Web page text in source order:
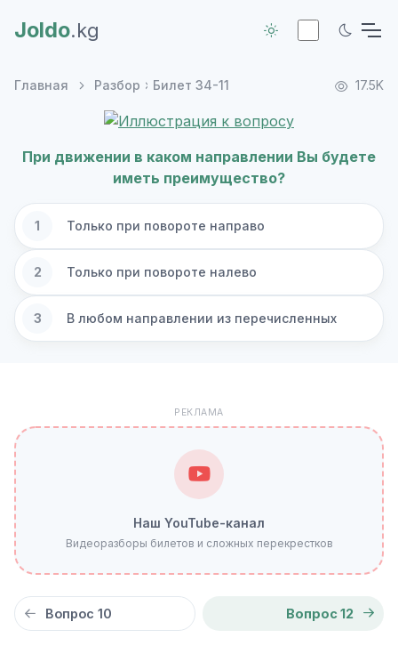
Joldo.kg
Главная Разбор Билет 34-11 17.5K
При движении в каком направлении Вы будете
иметь преимущество?
1 Только при повороте направо
2 Только при повороте налево
3 В любом направлении из перечисленных
РЕКЛАМА
Наш YouTube-канал
Видеоразборы билетов и сложных перекрестков
Вопрос 10 Вопрос 12